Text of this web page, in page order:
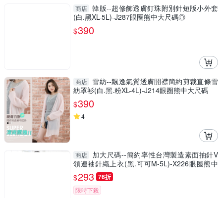
商店 韓版--超修飾透膚釘珠附別針短版小外套
(白.黑XL-5L)-J287眼圈熊中大尺碼◎
$390
商店
雪紡--飄逸氣質透膚開襟簡約剪裁直條雪
紡罩衫(白.黑.粉XL-4L)-J214眼圈熊中大尺碼
$390
4
商店
加大尺碼--簡約率性台灣製造素面抽針V
領連袖針織上衣(黑.可可M-5L)-X226眼圈熊中
大尺碼
$293 76折
限時下殺